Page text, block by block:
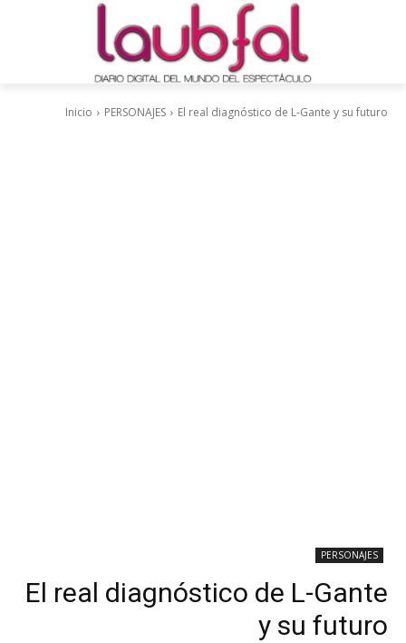
Inicio PERSONAJES El real diagnóstico de L-Gante y su futuro
PERSONAJES
El real diagnóstico de L-Gante
y su futuro